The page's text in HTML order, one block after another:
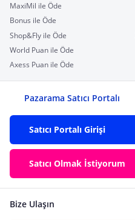
MaxiMil ile Öde
Bonus ile Öde
Shop&Fly ile Öde
World Puan ile Öde
Axess Puan ile Öde
Pazarama Satıcı Portalı
Satıcı Portalı Girişi
Satıcı Olmak İstiyorum
Bize Ulaşın